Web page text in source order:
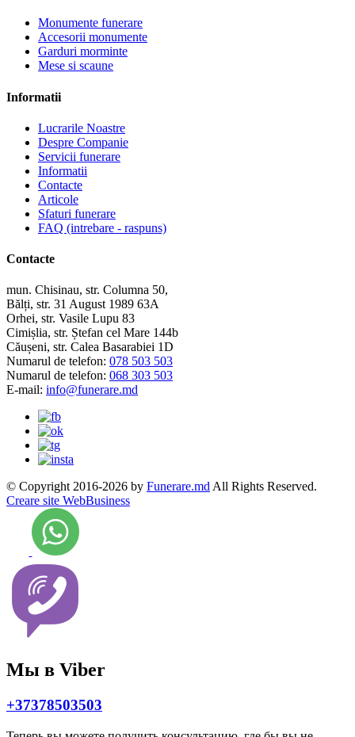
Monumente funerare
Accesorii monumente
Garduri morminte
Mese si scaune
Informatii
Lucrarile Noastre
Despre Companie
Servicii funerare
Informatii
Contacte
Articole
Sfaturi funerare
FAQ (intrebare - raspuns)
Contacte
mun. Chisinau, str. Columna 50,
Bălți, str. 31 August 1989 63A
Orhei, str. Vasile Lupu 83
Cimișlia, str. Ștefan cel Mare 144b
Căușeni, str. Calea Basarabiei 1D
Numarul de telefon: 078 503 503
Numarul de telefon: 068 303 503
E-mail: info@funerare.md
© Copyright 2016-2026 by Funerare.mdAll Rights Reserved.
Creare site WebBusiness
Мы в Viber
+37378503503